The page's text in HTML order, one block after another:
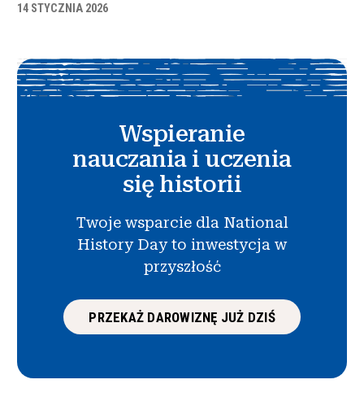
14 STYCZNIA 2026
Wspieranie
nauczania i uczenia
się historii
Twoje wsparcie dla National
History Day to inwestycja w
przyszłość
PRZEKAŻ DAROWIZNĘ JUŻ DZIŚ